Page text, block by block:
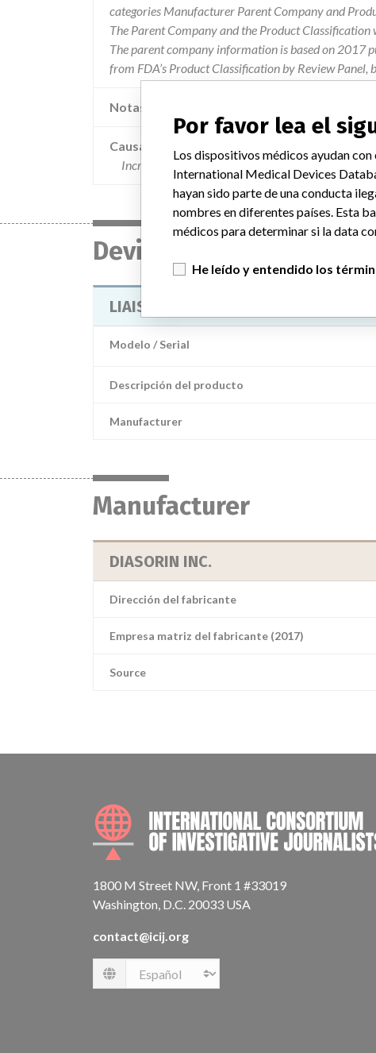
categories Manufacturer Parent Company and
The Parent Company and the Product Classification
The parent company information is based on 2017
from FDA’s Product Classification by Review Panel,
Notas adicionales en la data
Causa
Increased frequency of control values recovering
Device
LIAISON CONTROL MUMPS IGG
Modelo / Serial
Descripción del producto
Manufacturer
Manufacturer
DIASORIN INC.
Dirección del fabricante
Empresa matriz del fabricante (2017)
Source
1800 M Street NW, Front 1 #33019
Washington, D.C. 20033 USA
contact@icij.org
Language
Por favor lea el
Los dispositivos médicos ayudan
International Medical Devices
hayan sido parte de una conducta
nombres en diferentes países. Esta
médicos para determinar si la data
He leído y entendido los